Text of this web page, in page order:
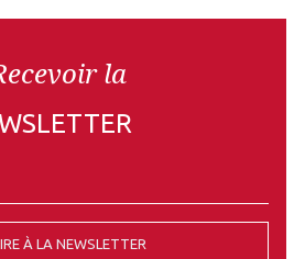
la
À LA NEWSLETTER